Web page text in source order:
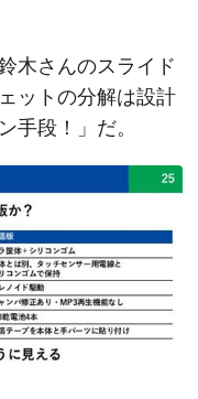
木さんのスライド
ットの分解は設計
手段！」だ。